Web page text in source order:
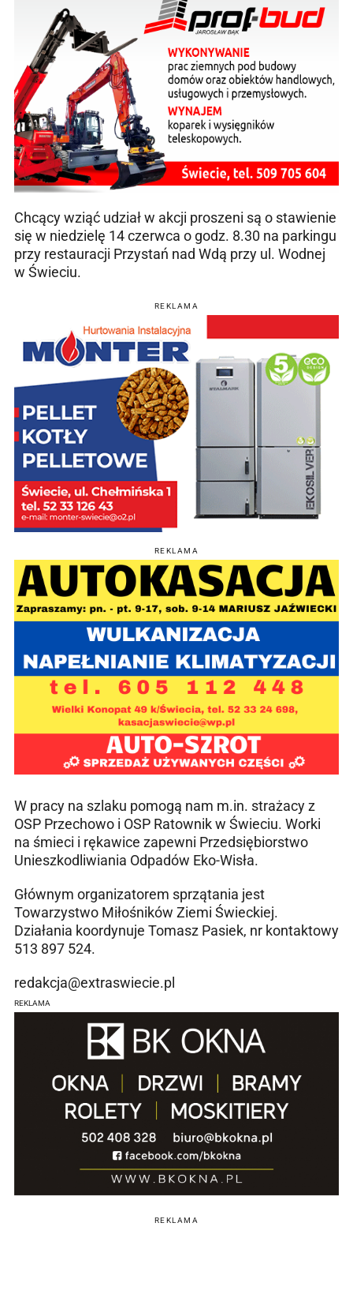
Chcący wziąć udział w akcji proszeni są o stawienie
się w niedzielę 14 czerwca o godz. 8.30 na parkingu
przy restauracji Przystań nad Wdą przy ul. Wodnej
w Świeciu.
REKLAMA
REKLAMA
W pracy na szlaku pomogą nam m.in. strażacy z
OSP Przechowo i OSP Ratownik w Świeciu. Worki
na śmieci i rękawice zapewni Przedsiębiorstwo
Unieszkodliwiania Odpadów Eko-Wisła.
Głównym organizatorem sprzątania jest
Towarzystwo Miłośników Ziemi Świeckiej.
Działania koordynuje Tomasz Pasiek, nr kontaktowy
513 897 524.
redakcja@extraswiecie.pl
REKLAMA
REKLAMA